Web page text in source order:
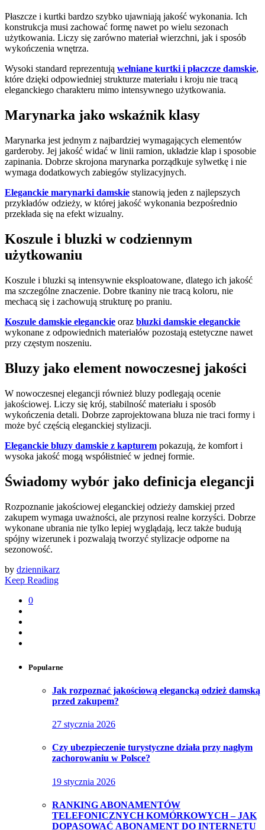
Płaszcze i kurtki bardzo szybko ujawniają jakość wykonania. Ich
konstrukcja musi zachować formę nawet po wielu sezonach
użytkowania. Liczy się zarówno materiał wierzchni, jak i sposób
wykończenia wnętrza.
Wysoki standard reprezentują wełniane kurtki i płaczcze damskie,
które dzięki odpowiedniej strukturze materiału i kroju nie tracą
eleganckiego charakteru mimo intensywnego użytkowania.
Marynarka jako wskaźnik klasy
Marynarka jest jednym z najbardziej wymagających elementów
garderoby. Jej jakość widać w linii ramion, układzie klap i sposobie
zapinania. Dobrze skrojona marynarka porządkuje sylwetkę i nie
wymaga dodatkowych zabiegów stylizacyjnych.
Eleganckie marynarki damskie stanowią jeden z najlepszych
przykładów odzieży, w której jakość wykonania bezpośrednio
przekłada się na efekt wizualny.
Koszule i bluzki w codziennym
użytkowaniu
Koszule i bluzki są intensywnie eksploatowane, dlatego ich jakość
ma szczególne znaczenie. Dobre tkaniny nie tracą koloru, nie
mechacą się i zachowują strukturę po praniu.
Koszule damskie eleganckie oraz bluzki damskie eleganckie
wykonane z odpowiednich materiałów pozostają estetyczne nawet
przy częstym noszeniu.
Bluzy jako element nowoczesnej jakości
W nowoczesnej elegancji również bluzy podlegają ocenie
jakościowej. Liczy się krój, stabilność materiału i sposób
wykończenia detali. Dobrze zaprojektowana bluza nie traci formy i
może być częścią eleganckiej stylizacji.
Eleganckie bluzy damskie z kapturem pokazują, że komfort i
wysoka jakość mogą współistnieć w jednej formie.
Świadomy wybór jako definicja elegancji
Rozpoznanie jakościowej eleganckiej odzieży damskiej przed
zakupem wymaga uważności, ale przynosi realne korzyści. Dobrze
wykonane ubrania nie tylko lepiej wyglądają, lecz także budują
spójny wizerunek i pozwalają tworzyć stylizacje odporne na
sezonowość.
by dziennikarz
Keep Reading
0
Popularne
Jak rozpoznać jakościową elegancką odzież damską
przed zakupem?
27 stycznia 2026
Czy ubezpieczenie turystyczne działa przy nagłym
zachorowaniu w Polsce?
19 stycznia 2026
RANKING ABONAMENTÓW
TELEFONICZNYCH KOMÓRKOWYCH – JAK
DOPASOWAĆ ABONAMENT DO INTERNETU